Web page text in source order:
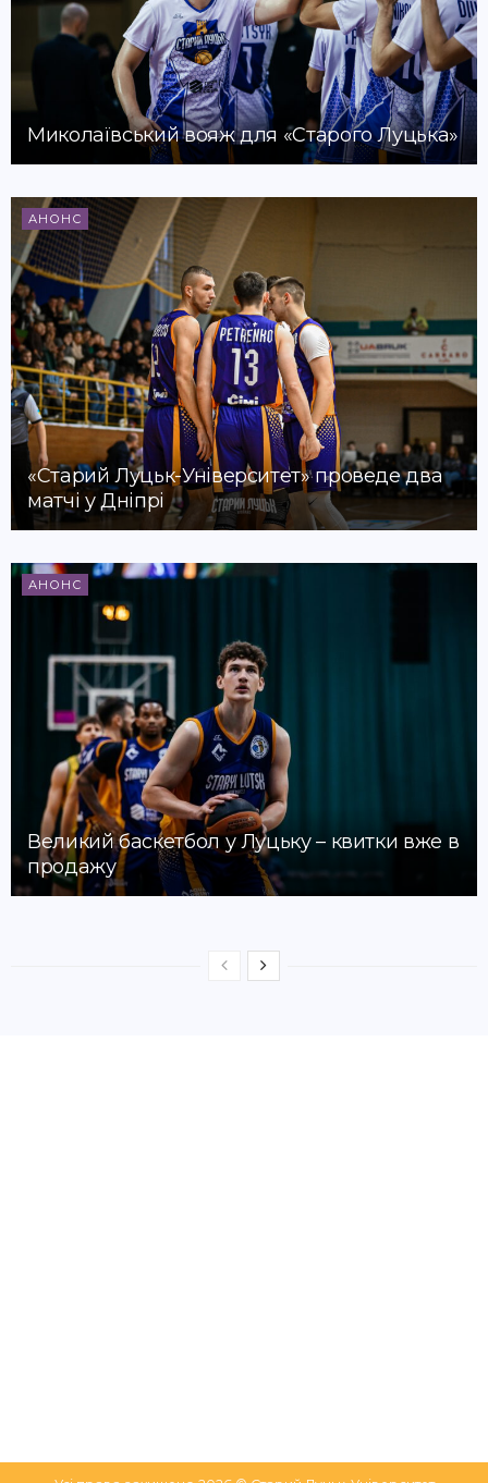
Миколаївський вояж для «Старого Луцька»
АНОНС
«Старий Луцьк-Університет» проведе два
матчі у Дніпрі
АНОНС
Великий баскетбол у Луцьку – квитки вже в
продажу